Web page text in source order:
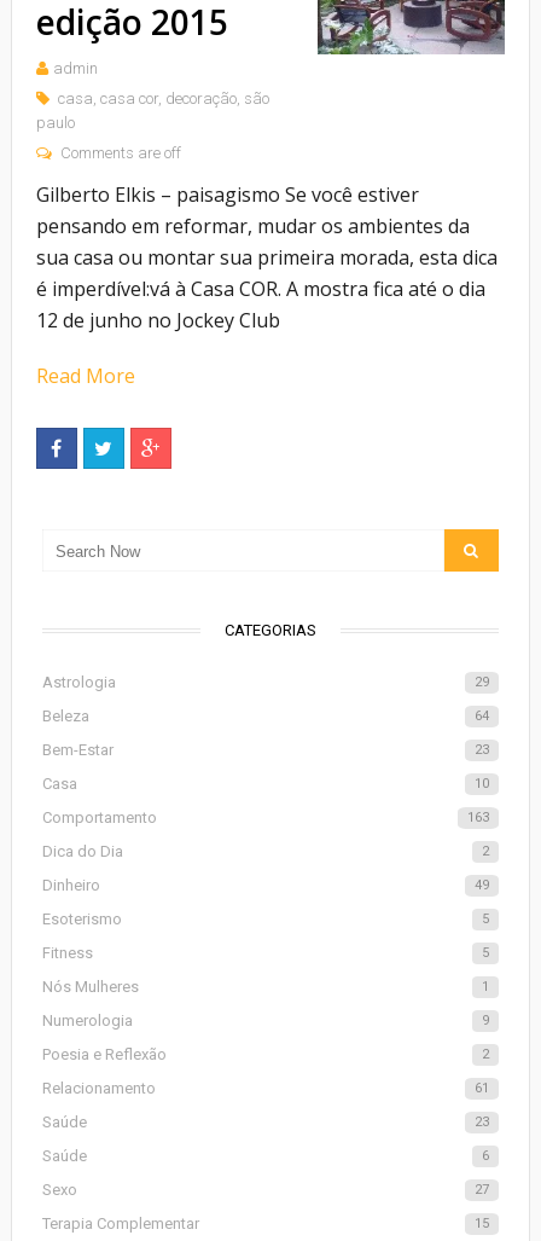
edição 2015
admin
casa, casa cor, decoração, são
paulo
Comments are off
Gilberto Elkis – paisagismo Se você estiver
pensando em reformar, mudar os ambientes da
sua casa ou montar sua primeira morada, esta dica
é imperdível:vá à Casa COR. A mostra fica até o dia
12 de junho no Jockey Club
Read More
CATEGORIAS
Astrologia 29
Beleza 64
Bem-Estar 23
Casa 10
Comportamento 163
Dica do Dia 2
Dinheiro 49
Esoterismo 5
Fitness 5
Nós Mulheres 1
Numerologia 9
Poesia e Reflexão 2
Relacionamento 61
Saúde 23
Saúde 6
Sexo 27
Terapia Complementar 15